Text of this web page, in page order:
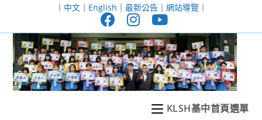
至
｜ 中文｜ English ｜ 最新公告｜ 網站導覽｜
KLSH基中首頁選單